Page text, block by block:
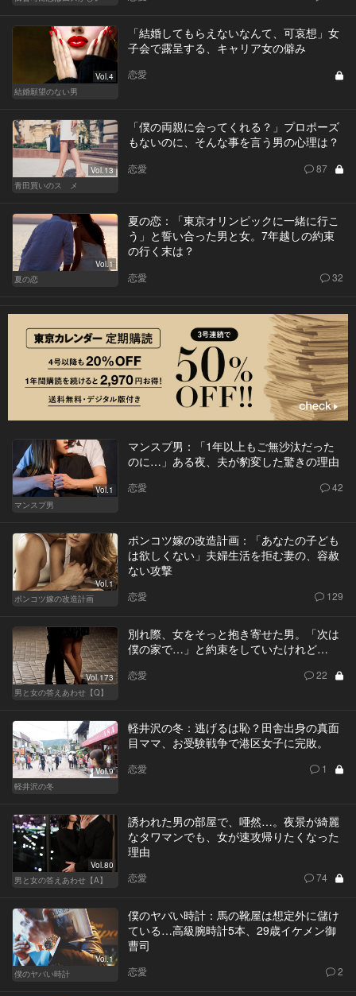
Vol.4
結婚願望のない男
「結婚してもらえないなんて、可哀想」女
子会で露呈する、キャリア女の僻み
恋愛
Vol.13
青田買いのスゝメ
「僕の両親に会ってくれる？」プロポーズ
もないのに、そんな事を言う男の心理は？
恋愛 87
Vol.1
夏の恋
夏の恋：「東京オリンピックに一緒に行こ
う」と誓い合った男と女。7年越しの約束
の行く末は？
恋愛 32
Vol.1
マンスプ男
マンスプ男：「1年以上もご無沙汰だった
のに…」ある夜、夫が豹変した驚きの理由
恋愛 42
Vol.1
ポンコツ嫁の改造計画
ポンコツ嫁の改造計画：「あなたの子ども
は欲しくない」夫婦生活を拒む妻の、容赦
ない攻撃
恋愛 129
Vol.173
男と女の答えあわせ【Q】
別れ際、女をそっと抱き寄せた男。「次は
僕の家で…」と約束をしていたけれど…
恋愛 22
Vol.9
軽井沢の冬
軽井沢の冬：逃げるは恥？田舎出身の真面
目ママ、お受験戦争で港区女子に完敗。
恋愛 1
Vol.80
男と女の答えあわせ【A】
誘われた男の部屋で、唖然…。夜景が綺麗
なタワマンでも、女が速攻帰りたくなった
理由
恋愛 74
Vol.1
僕のヤバい時計
僕のヤバい時計：馬の靴屋は想定外に儲け
ている…高級腕時計5本、29歳イケメン御
曹司
恋愛 2